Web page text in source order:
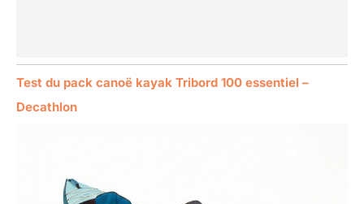
Test du pack canoë kayak Tribord 100 essentiel –
Decathlon